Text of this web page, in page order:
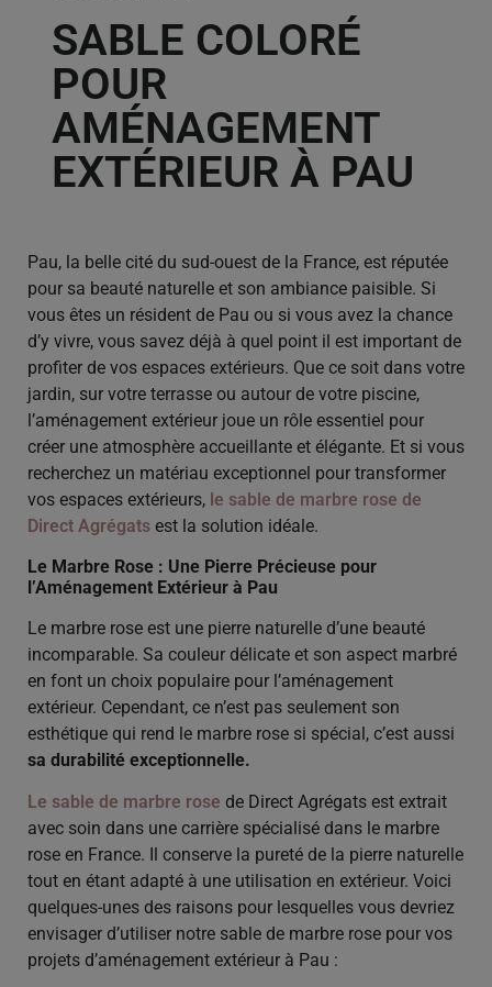
SABLE COLORÉ
POUR
AMÉNAGEMENT
EXTÉRIEUR À PAU
Pau, la belle cité du sud-ouest de la France, est réputée
pour sa beauté naturelle et son ambiance paisible. Si
vous êtes un résident de Pau ou si vous avez la chance
d’y vivre, vous savez déjà à quel point il est important de
profiter de vos espaces extérieurs. Que ce soit dans votre
jardin, sur votre terrasse ou autour de votre piscine,
l’aménagement extérieur joue un rôle essentiel pour
créer une atmosphère accueillante et élégante. Et si vous
recherchez un matériau exceptionnel pour transformer
vos espaces extérieurs, le sable de marbre rose de
Direct Agrégats est la solution idéale.
Le Marbre Rose : Une Pierre Précieuse pour
l’Aménagement Extérieur à Pau
Le marbre rose est une pierre naturelle d’une beauté
incomparable. Sa couleur délicate et son aspect marbré
en font un choix populaire pour l’aménagement
extérieur. Cependant, ce n’est pas seulement son
esthétique qui rend le marbre rose si spécial, c’est aussi
sa durabilité exceptionnelle.
Le sable de marbre rose de Direct Agrégats est extrait
avec soin dans une carrière spécialisé dans le marbre
rose en France. Il conserve la pureté de la pierre naturelle
tout en étant adapté à une utilisation en extérieur. Voici
quelques-unes des raisons pour lesquelles vous devriez
envisager d’utiliser notre sable de marbre rose pour vos
projets d’aménagement extérieur à Pau :